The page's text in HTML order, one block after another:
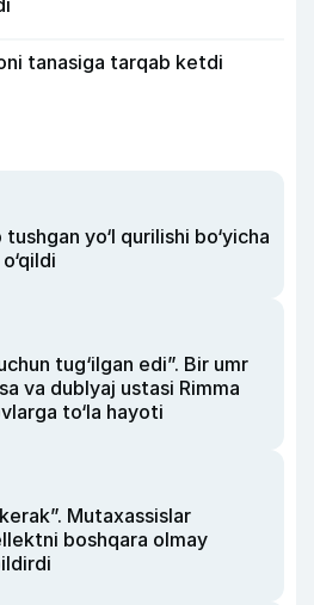
tanasiga tarqab ketdi
yo‘l qurilishi bo‘yicha
tug‘ilgan edi”. Bir umr
va dublyaj ustasi Rimma
to‘la hayoti
Mutaxassislar
boshqara olmay